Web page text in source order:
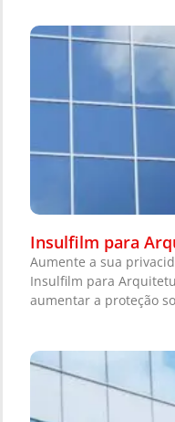
Insulfilm para
Aumente a sua
Insulfilm para
aumentar a proteção